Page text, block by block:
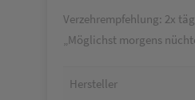
Verzehrempfehlung: 2x
„Möglichst morgens
Hersteller